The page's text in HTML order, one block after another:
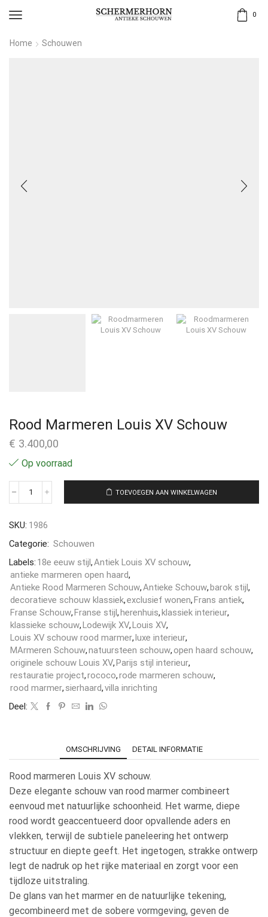
0
Home Schouwen
Rood Marmeren Louis XV Schouw
€ 3.400,00
Op voorraad
TOEVOEGEN AAN WINKELWAGEN
SKU: 1986
Categorie: Schouwen
Labels: 18e eeuw stijl,Antiek Louis XV schouw,
antieke marmeren open haard,
Antieke Rood Marmeren Schouw,Antieke Schouw,barok stijl,
decoratieve schouw klassiek,exclusief wonen,Frans antiek,
Franse Schouw,Franse stijl,herenhuis,klassiek interieur,
klassieke schouw,Lodewijk XV,Louis XV,
Louis XV schouw rood marmer,luxe interieur,
MArmeren Schouw,natuursteen schouw, open haard schouw,
originele schouw Louis XV,Parijs stijl interieur,
restauratie project,rococo,rode marmeren schouw,
rood marmer, sierhaard,villa inrichting
Deel:
OMSCHRIJVING DETAIL INFORMATIE
Rood marmeren Louis XV schouw.
Deze elegante schouw van rood marmer combineert
eenvoud met natuurlijke schoonheid. Het warme, diepe
rood wordt geaccentueerd door opvallende aders en
vlekken, terwijl de subtiele paneleering het ontwerp
structuur en diepte geeft. Het ingetogen, strakke ontwerp
legt de nadruk op het rijke materiaal en zorgt voor een
tijdloze uitstraling.
De glans van het marmer en de natuurlijke tekening,
gecombineerd met de sobere vormgeving, geven de